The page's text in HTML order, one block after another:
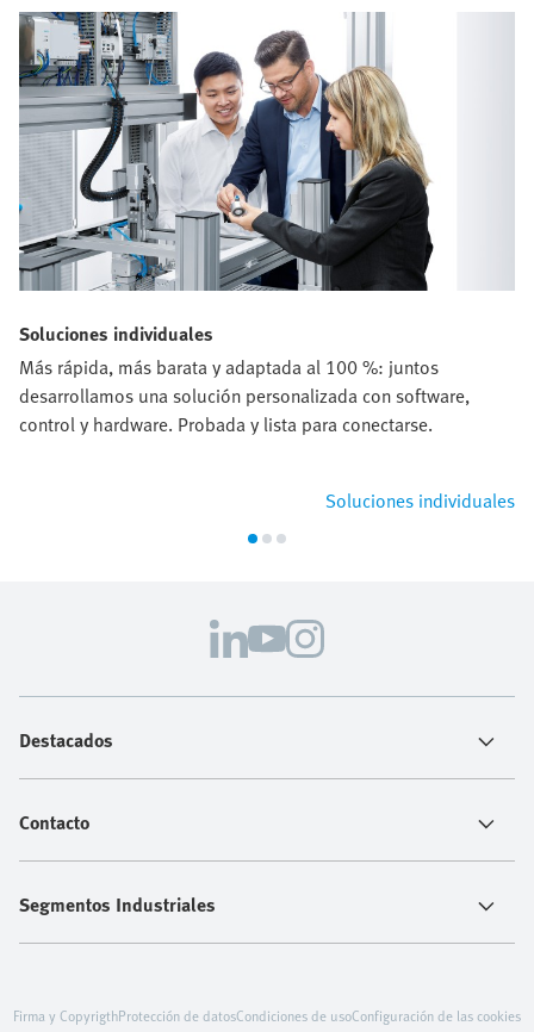
Soluciones individuales
Más rápida, más barata y adaptada al 100 %: juntos
desarrollamos una solución personalizada con software,
control y hardware. Probada y lista para conectarse.
Soluciones individuales
Destacados
Contacto
Segmentos Industriales
Firma y CopyrigthProtección de datosCondiciones de usoConfiguración de las cookies